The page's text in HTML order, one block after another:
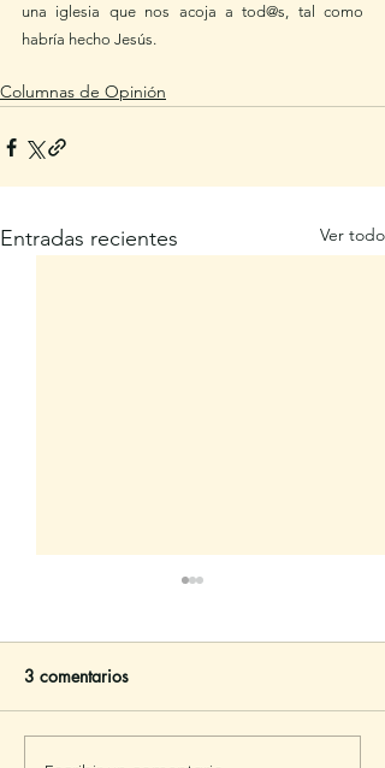
una iglesia que nos acoja a tod@s, tal como
habría hecho Jesús.
Columnas de Opinión
Entradas recientes Ver todo
Somos para…
3 comentarios